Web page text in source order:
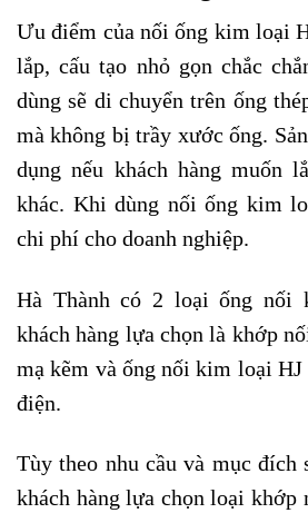
Ưu điểm của nối ống kim loại
lắp, cấu tạo nhỏ gọn chắc
dùng sẽ di chuyển trên ống
mà không bị trầy xước ống.
dụng nếu khách hàng muốn
khác. Khi dùng nối ống kim
chi phí cho doanh nghiệp.
Hà Thành có 2 loại ống nối
khách hàng lựa chọn là khớp
mạ kẽm và ống nối kim loại HJ
điện.
Tùy theo nhu cầu và mục đích
khách hàng lựa chọn loại khớp